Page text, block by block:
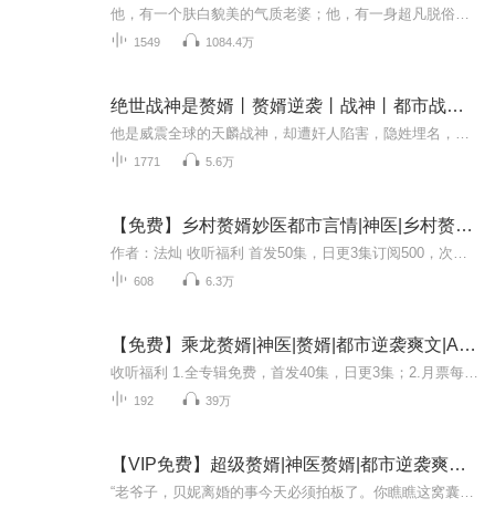
1549 1084.4万
绝世战神是赘婿丨赘婿逆袭丨战神丨都市战神赘婿丨绝世
1771 5.6万
【免费】乡村赘婿妙医都市言情|神医|乡村赘婿|AI多播
608 6.3万
【免费】乘龙赘婿|神医|赘婿|都市逆袭爽文|AI多
192 39万
【VIP免费】超级赘婿|神医赘婿|都市逆袭爽文|爆爽